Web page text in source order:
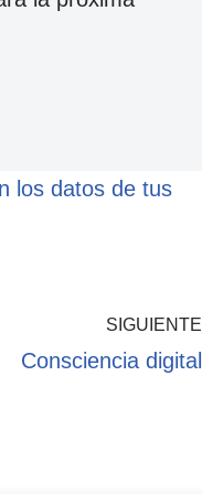
los datos de tus
SIGUIENTE
Consciencia digital